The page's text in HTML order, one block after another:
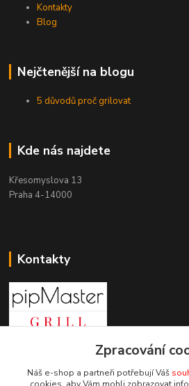
Kontakty
Blog
Nejčtenější na blogu
5 důvodů proč grilovat
Kde nás najdete
Křesomyslova 13
Praha 4-14000
Kontakty
+420 603 197 240Zpracování
Náš e-shop a partneři potřebují Váš